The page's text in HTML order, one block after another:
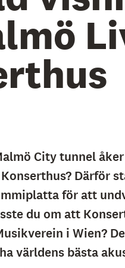
City tunnel
Därför
för att
du om att
i Wien?
världens bästa